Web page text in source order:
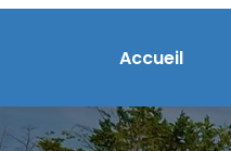
Accueil